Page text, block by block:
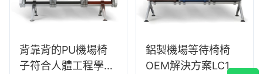
背靠背的PU機場椅
子符合人體工程學鋁
鋁製機場等待椅椅
OEM解決方案LC125